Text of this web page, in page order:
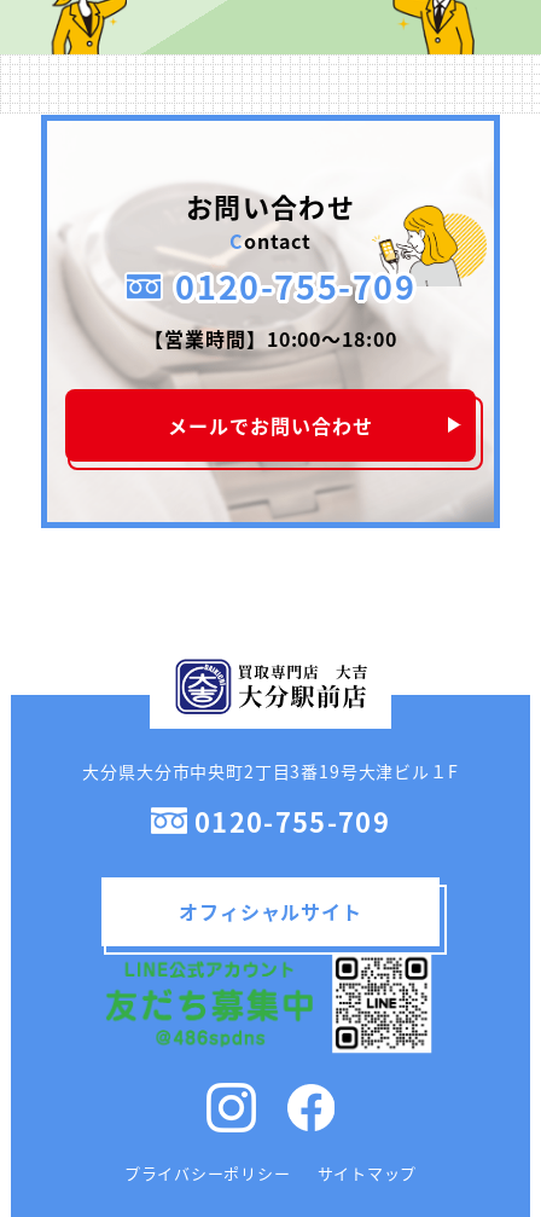
お問い合わせ
Contact
0120-755-709
【営業時間】10:00〜18:00
メールでお問い合わせ
大分県大分市中央町2丁目3番19号大津ビル１F
0120-755-709
オフィシャルサイト
プライバシーポリシー サイトマップ